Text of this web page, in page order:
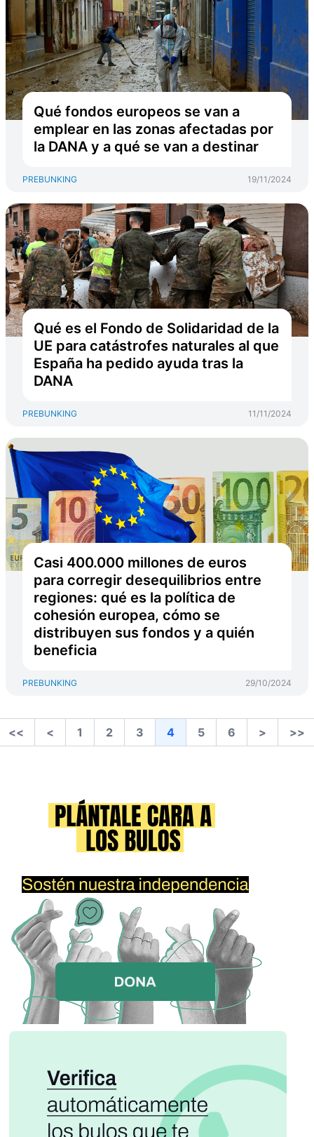
Qué fondos europeos se van a
emplear en las zonas afectadas por
la DANA y a qué se van a destinar
PREBUNKING 19/11/2024
Qué es el Fondo de Solidaridad de la
UE para catástrofes naturales al que
España ha pedido ayuda tras la
DANA
PREBUNKING 11/11/2024
Casi 400.000 millones de euros
para corregir desequilibrios entre
regiones: qué es la política de
cohesión europea, cómo se
distribuyen sus fondos y a quién
beneficia
PREBUNKING 29/10/2024
<< < 1 2 3 4 5 6 > >>